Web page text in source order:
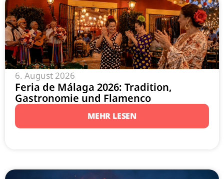
6. August 2026
Feria de Málaga 2026: Tradition,
Gastronomie und Flamenco
MEHR LESEN